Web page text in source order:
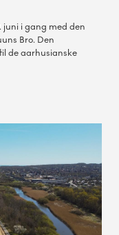
i gang med den
Bro. Den
de aarhusianske